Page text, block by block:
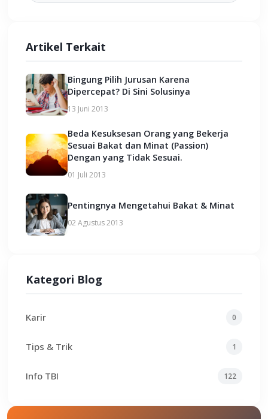
Artikel Terkait
Bingung Pilih Jurusan Karena
Dipercepat? Di Sini Solusinya
13 Juni 2013
Beda Kesuksesan Orang yang Bekerja
Sesuai Bakat dan Minat (Passion)
Dengan yang Tidak Sesuai.
01 Juli 2013
Pentingnya Mengetahui Bakat & Minat
02 Agustus 2013
Kategori Blog
Karir 0
Tips & Trik 1
Info TBI 122